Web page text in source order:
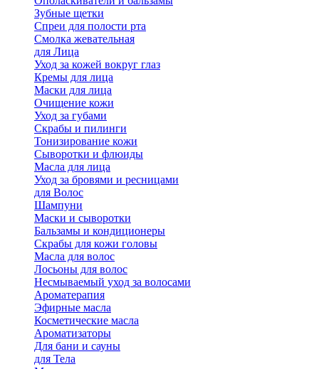
Зубные щетки
Спреи для полости рта
Смолка жевательная
для Лица
Уход за кожей вокруг глаз
Кремы для лица
Маски для лица
Очищение кожи
Уход за губами
Скрабы и пилинги
Тонизирование кожи
Сыворотки и флюиды
Масла для лица
Уход за бровями и ресницами
для Волос
Шампуни
Маски и сыворотки
Бальзамы и кондиционеры
Скрабы для кожи головы
Масла для волос
Лосьоны для волос
Несмываемый уход за волосами
Ароматерапия
Эфирные масла
Косметические масла
Ароматизаторы
Для бани и сауны
для Тела